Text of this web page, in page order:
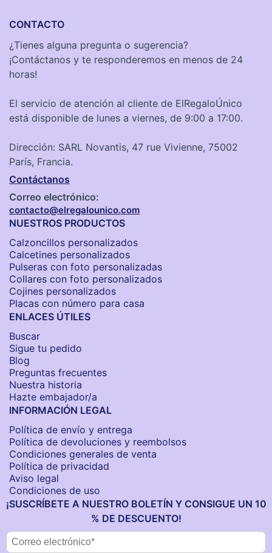
CONTACTO
¿Tienes alguna pregunta o sugerencia?
¡Contáctanos y te responderemos en menos de 24
horas!
El servicio de atención al cliente de ElRegaloÚnico
está disponible de lunes a viernes, de 9:00 a 17:00.
Dirección: SARL Novantis, 47 rue Vivienne, 75002
París, Francia.
Contáctanos
Correo electrónico:
contacto@elregalounico.com
NUESTROS PRODUCTOS
Calzoncillos personalizados​
Calcetines personalizados
Pulseras con foto personalizadas
Collares con foto personalizados
Cojines personalizados
Placas con número para casa
ENLACES ÚTILES
Buscar
Sigue tu pedido
Blog
Preguntas frecuentes
Nuestra historia
Hazte embajador/a
INFORMACIÓN LEGAL
Política de envío y entrega
Política de devoluciones y reembolsos
Condiciones generales de venta
Política de privacidad
Aviso legal
Condiciones de uso
¡SUSCRÍBETE A NUESTRO BOLETÍN Y CONSIGUE UN 10
% DE DESCUENTO!